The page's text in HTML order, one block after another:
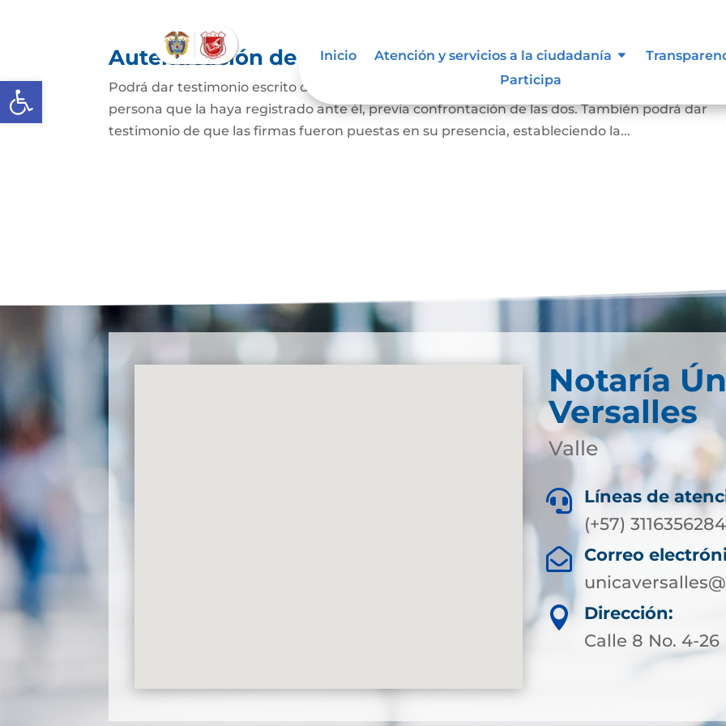
Abrir barra de herramientas
Inicio Atención y servicios a la ciudadanía
Participa
Autenticación de Firma
Podrá dar testimonio escrito de que la firma puesta en un documento corresponde a la de la
persona que la haya registrado ante él, previa confrontación de las dos. También podrá dar
testimonio de que las firmas fueron puestas en su presencia, estableciendo la...
Notaría
Versalles
Valle

Líneas de
(+57) 3116356284

Correo

Dirección:
Calle 8 No. 4-